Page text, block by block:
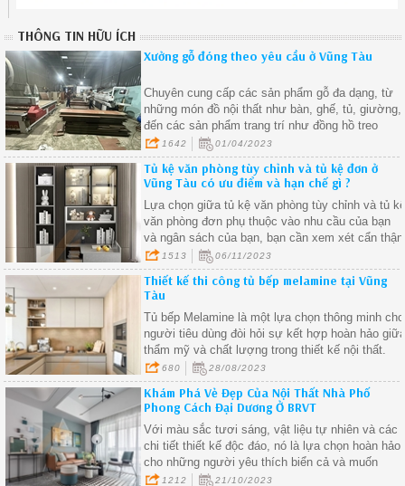
THÔNG TIN HỮU ÍCH
Xưởng gỗ đóng theo yêu cầu ở Vũng Tàu
Chuyên cung cấp các sản phẩm gỗ đa dạng, từ
những món đồ nội thất như bàn, ghế, tủ, giường,
đến các sản phẩm trang trí như đồng hồ treo
tường, tranh treo tường, và các sản phẩm gỗ
khác.
1642 01/04/2023
Tủ kệ văn phòng tùy chỉnh và tủ kệ đơn ở
Vũng Tàu có ưu điểm và hạn chế gì ?
Lựa chọn giữa tủ kệ văn phòng tùy chỉnh và tủ
văn phòng đơn phụ thuộc vào nhu cầu của bạn
và ngân sách của bạn, bạn cần xem xét cẩn thận
nhu cầu và ưu tiên của mình để chọn loại tủ kệ
phù hợp nhất với không gian làm việc của bạn.
1513 06/11/2023
Thiết kế thi công tủ bếp melamine tại Vũng
Tàu
Tủ bếp Melamine là một lựa chọn thông minh cho
người tiêu dùng đòi hỏi sự kết hợp hoàn hảo
thẩm mỹ và chất lượng trong thiết kế nội thất.
680 28/08/2023
Khám Phá Vẻ Đẹp Của Nội Thất Nhà Phố
Phong Cách Đại Dương Ở BRVT
Với màu sắc tươi sáng, vật liệu tự nhiên và các
chi tiết thiết kế độc đáo, nó là lựa chọn hoàn hảo
cho những người yêu thích biển cả và muốn
mang vẻ đẹp của biển vào ngôi nhà của họ.
1212 21/10/2023